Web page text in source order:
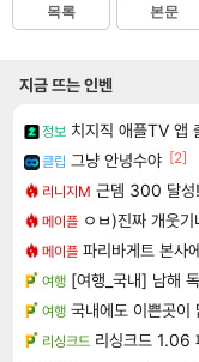
목록 본문
지금 뜨는 인벤
정보 치지직 애플TV 앱
클립 그냥 안녕수야 [2]
리니지M 근뎀 300 달성!
메이플 ㅇㅂ)진짜 개웃기
메이플 파리바게트 본사
여행 [여행_국내] 남해
여행 국내에도 이쁜곳이
리싱크드 리싱크드 1.06